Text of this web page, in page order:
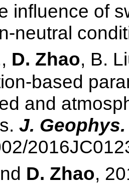
influence of
neutral
D. Zhao, B.
based
and
J.
D. Zhao,